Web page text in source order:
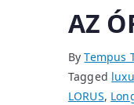
AZ
ByTempus
Tagged
LORUS,